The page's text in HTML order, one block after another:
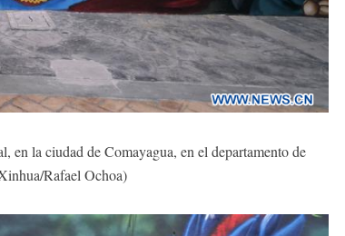
la ciudad de Comayagua, en el departamento de
Rafael Ochoa)